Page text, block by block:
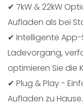
✔ 7kW & 22kW
Aufladen als bei
✔ Intelligente
Ladevorgang,
optimieren Sie die
✔ Plug & Play -
Aufladen zu Hause.